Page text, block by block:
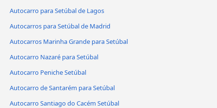
Autocarro para Setúbal de Lagos
Autocarros para Setúbal de Madrid
Autocarros Marinha Grande para Setúbal
Autocarro Nazaré para Setúbal
Autocarro Peniche Setúbal
Autocarro de Santarém para Setúbal
Autocarro Santiago do Cacém Setúbal